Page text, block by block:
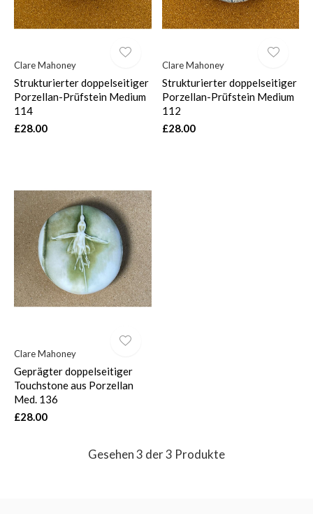
Clare Mahoney
Strukturierter doppelseitiger
Porzellan-Prüfstein Medium
114
£28.00
Clare Mahoney
Strukturierter doppelseitiger
Porzellan-Prüfstein Medium
112
£28.00
Clare Mahoney
Geprägter doppelseitiger
Touchstone aus Porzellan
Med. 136
£28.00
Gesehen 3 der 3 Produkte